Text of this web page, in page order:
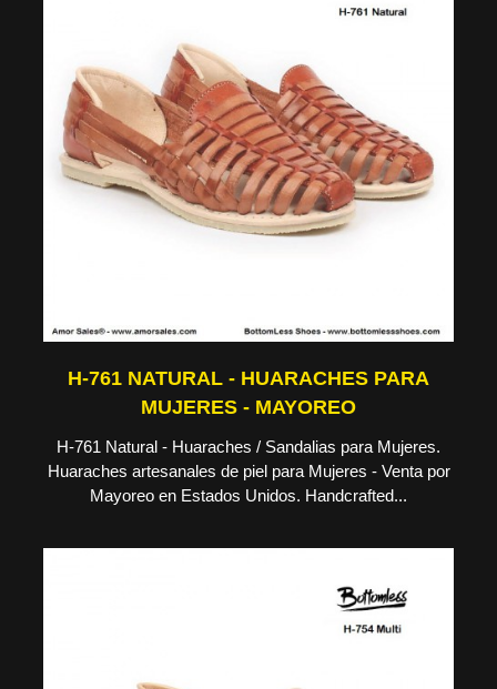
H-761 NATURAL - HUARACHES PARA
MUJERES - MAYOREO
H-761 Natural - Huaraches / Sandalias para Mujeres.
Huaraches artesanales de piel para Mujeres - Venta por
Mayoreo en Estados Unidos. Handcrafted...